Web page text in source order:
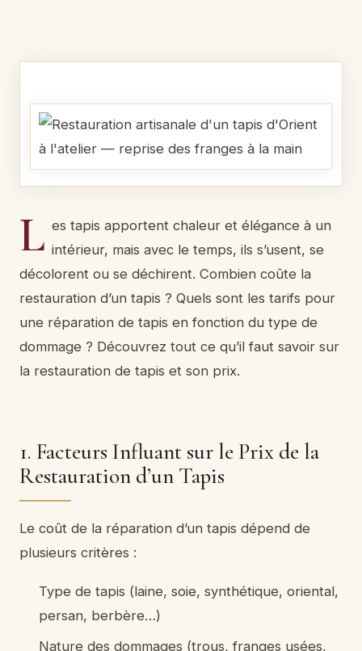
L es tapis apportent chaleur et élégance à un
intérieur, mais avec le temps, ils s’usent, se
décolorent ou se déchirent. Combien coûte la
restauration d’un tapis ? Quels sont les tarifs pour
une réparation de tapis en fonction du type de
dommage ? Découvrez tout ce qu’il faut savoir sur
la restauration de tapis et son prix.
1. Facteurs Influant sur le Prix de la
Restauration d’un Tapis
Le coût de la réparation d’un tapis dépend de
plusieurs critères :
Type de tapis (laine, soie, synthétique, oriental,
persan, berbère…)
Nature des dommages (trous, franges usées,